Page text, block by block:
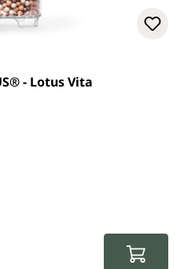
- Lotus Vita